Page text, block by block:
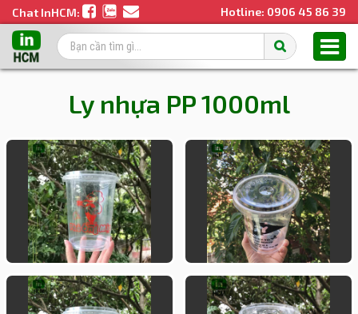
Chat InHCM: Hotline: 0906 45 86 39
Ly nhựa PP 1000ml